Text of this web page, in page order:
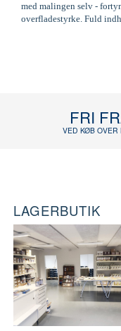
med malingen selv -
overfladestyrke. Fuld
FRI
VED KØB OVER
LAGERBUTIK